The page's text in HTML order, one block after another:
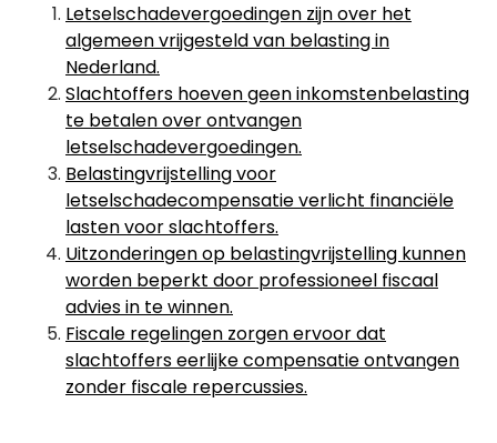
Letselschadevergoedingen zijn over het
algemeen vrijgesteld van belasting in
Nederland.
Slachtoffers hoeven geen inkomstenbelasting
te betalen over ontvangen
letselschadevergoedingen.
Belastingvrijstelling voor
letselschadecompensatie verlicht financiële
lasten voor slachtoffers.
Uitzonderingen op belastingvrijstelling kunnen
worden beperkt door professioneel fiscaal
advies in te winnen.
Fiscale regelingen zorgen ervoor dat
slachtoffers eerlijke compensatie ontvangen
zonder fiscale repercussies.